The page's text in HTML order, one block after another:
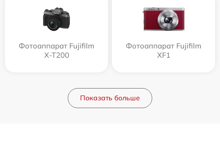
Фотоаппарат Fujifilm
X-T200
Фотоаппарат Fujifilm
XF1
Показать больше